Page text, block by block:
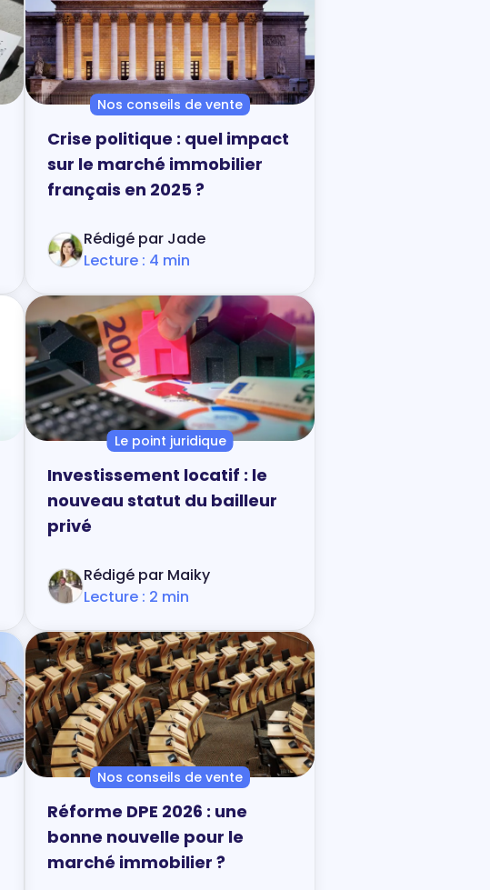
Nos conseils de vente
Crise politique : quel impact
sur le marché immobilier
français en 2025 ?
Rédigé par Jade
Lecture : 4 min
Le point juridique
Investissement locatif : le
nouveau statut du bailleur
privé
Rédigé par Maiky
Lecture : 2 min
Nos conseils de vente
Réforme DPE 2026 : une
bonne nouvelle pour le
marché immobilier ?